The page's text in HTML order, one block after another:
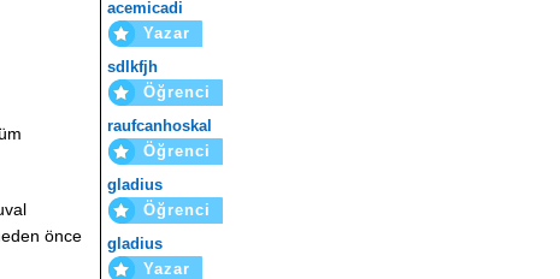
önce
acemicadi
Yazar
sdlkfjh
Öğrenci
raufcanhoskal
Öğrenci
gladius
Öğrenci
gladius
Yazar